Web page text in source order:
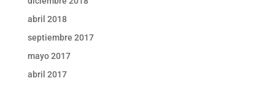
abril 2018
septiembre 2017
mayo 2017
abril 2017